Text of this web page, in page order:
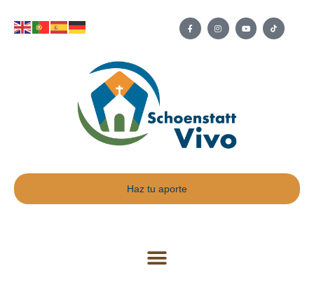
Haz tu aporte